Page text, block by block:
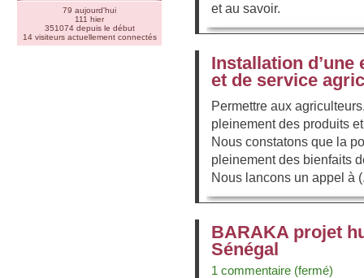
et au savoir.
Installation
et de service
Permettre aux
pleinement des produits
Nous constatons que la
pleinement des bienfaits
Nous lancons un appel à
BARAKA projet
Sénégal
1 commentaire (fermé)
79 aujourd'hui
111 hier
351074 depuis le début
14 visiteurs actuellement connectés